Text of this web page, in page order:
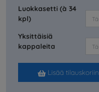
Luokkasetti (à 34
kpl)
Yksittäisiä
kappaleita
Lisää tilauskoriin